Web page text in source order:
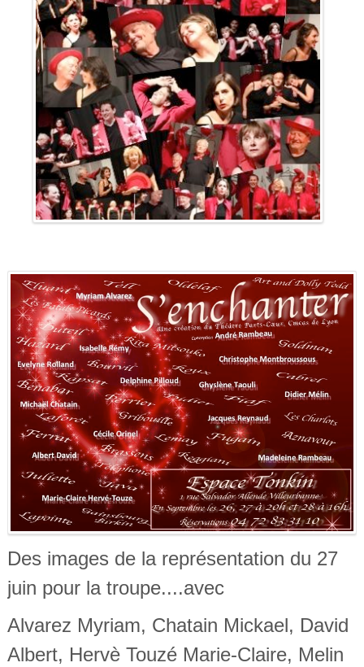
Des images de la représentation du 27
juin pour la troupe....avec
Alvarez Myriam, Chatain Mickael, David
Albert, Hervè Touzé Marie-Claire, Melin